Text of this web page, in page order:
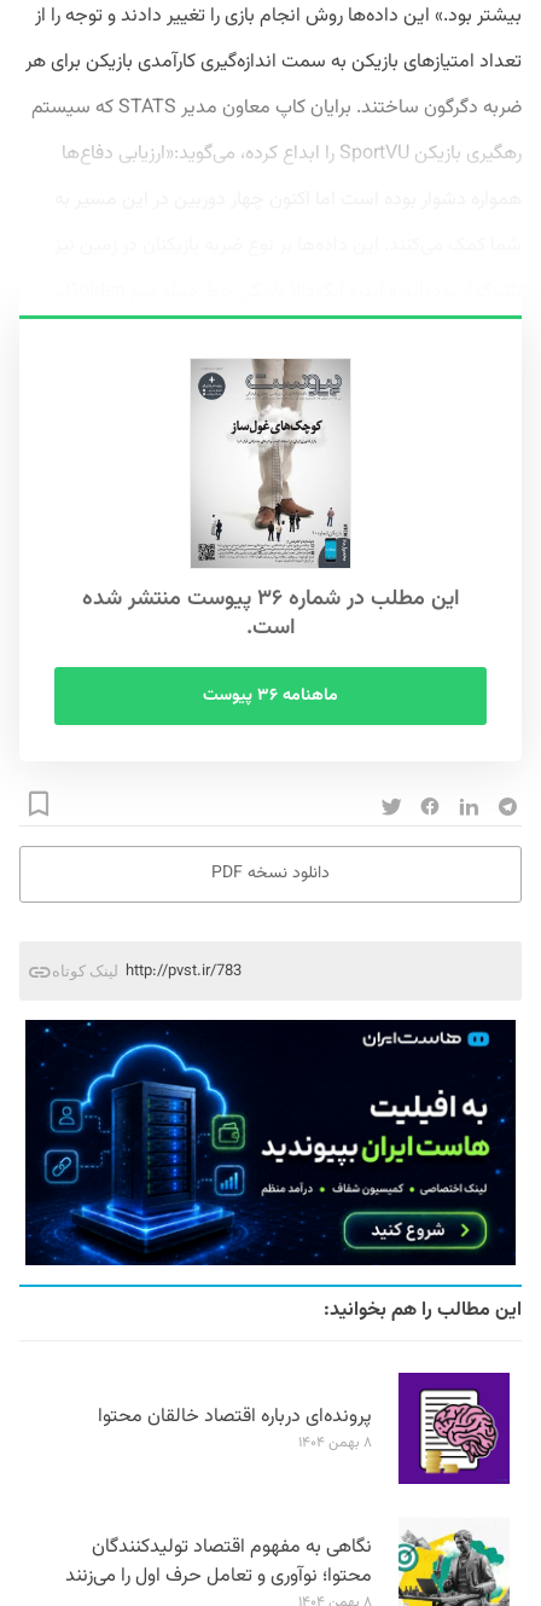
بیشتر بود.» این داده‌ها روش انجام بازی را تغییر دادند و توجه را از
تعداد امتیازهای بازیکن به سمت اندازه‌گیری کارآمدی بازیکن برای هر
ضربه دگرگون ساختند. برایان کاپ معاون مدیر STATS که سیستم
رهگیری بازیکن SportVU را ابداع کرده، می‌گوید:«ارزیابی دفاع‌ها
این مطلب در شماره ۳۶ پیوست منتشر شده
است.
ماهنامه ۳۶ پیوست
دانلود نسخه PDF
لینک کوتاه http://pvst.ir/783
این مطالب را هم بخوانید:
پرونده‌ای درباره اقتصاد خالقان محتوا
۸ بهمن ۱۴۰۴
نگاهی به مفهوم اقتصاد تولیدکنندگان
محتوا؛ نوآوری و تعامل حرف اول را می‌زنند